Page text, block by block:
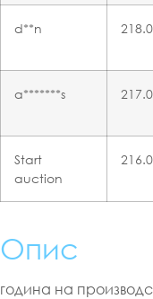
d**n
a*******s
Start
auction
Опис
година на